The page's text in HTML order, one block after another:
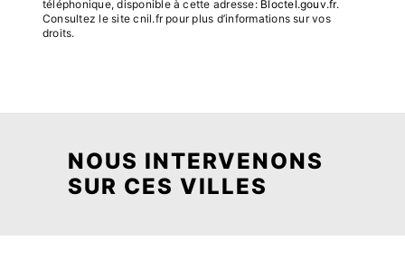
téléphonique, disponible à cette adresse: Bloctel.gouv.fr.
Consultez le site cnil.fr pour plus d’informations sur vos
droits.
NOUS INTERVENONS
SUR CES VILLES